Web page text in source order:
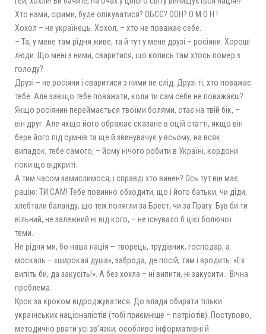
Хто нами, сірими, буде опікуватися? ОБСЄ? ООН? О М О Н !
Хохол – не українець. Хохол, – хто не поважає себе.
– Та, у мене там рідня живе, та й тут у мене друзі – росіяни. Хороші
люди. Що мені з ними, сваритися, що колись там хтось помер з
голоду?
Друзі – не росіяни і сваритися з ними не слід. Друзі ті, хто поважає
тебе. Але завіщо тебе поважати, коли ти сам себе не поважаєш?
Якщо росіянин переймається твоїми болями, стає на твій бік, –
він друг. Але якщо його ображає сказане в оцій статті, якщо він
бере його під сумнів та ще й звинувачує у всьому, на всяк
випадок, тебе самого, – йому нічого робити в Україні, кордони
поки що відкриті.
А тим часом замислимося, і справді хто винен? Ось тут він має
рацію: ТИ САМ! Тебе повинно обходити, що і його батьки, чи діди,
хлебтали баланду, що теж полягли за Брест, чи за Прагу. Був би ти
вільний, не залежний ні від кого, – не існувало б цієї болючої
теми.
Не рідня ми, бо наша нація – творець, трудівник, господар, а
москаль – «широкая душа», заброда, де посій, там і вродить: «Ех
випіть би, да закусіть!». А без хохла – ні випити, ні закусити… Вічна
проблема.
Крок за кроком відроджуватися. До влади обирати тільки
українських націоналістів (тобі приємніше – патріотів). Поступово,
методично рвати усі зв’язки, особливо інформативні й